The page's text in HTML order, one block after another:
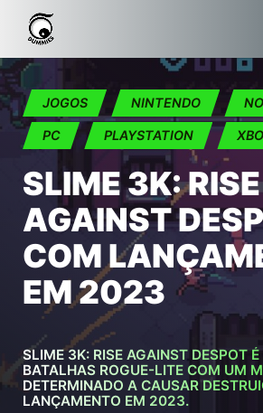
Skip to main content
JOGOS NINTENDO
PC PLAYSTATION
SLIME 3K: RISE
AGAINST
COM
EM 2023
SLIME 3K: RISE AGAINST DESPOT
BATALHAS ROGUE-LITE COM UM
DETERMINADO A CAUSAR
LANÇAMENTO EM 2023.